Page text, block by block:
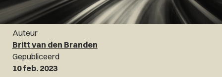
Auteur
Britt van den Branden
Gepubliceerd
10 feb. 2023